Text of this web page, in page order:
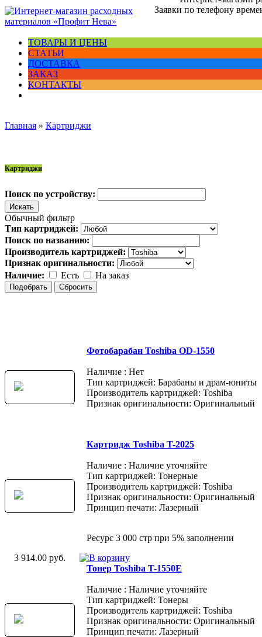
Заявки по телефону
ТОВАРЫ И ЦЕНЫ
СТАТЬИ
ДОСТАВКА
ЗАКАЗ
КОНТАКТЫ
Главная » Картриджи
Картриджи
Поиск по устройству:
Обычный фильтр
Тип картриджей:
Поиск по названию:
Производитель картриджей:
Признак оригинальности:
Наличие:
Есть На заказ
Фотобарабан Toshiba OD-1550
Наличие : Нет
Тип картриджей: Барабаны и драм-юниты
Производитель картриджей: Toshiba
Признак оригинальности: Оригинальный
Картридж Toshiba T-2025
Наличие : Наличие уточняйте
Тип картриджей: Тонерные
Производитель картриджей: Toshiba
Признак оригинальности: Оригинальный
Принцип печати: Лазерный
Ресурс 3 000 стр при 5% заполнении
3 914.00 руб.
Тонер Toshiba T-1550E
Наличие : Наличие уточняйте
Тип картриджей: Тонеры
Производитель картриджей: Toshiba
Признак оригинальности: Оригинальный
Принцип печати: Лазерный